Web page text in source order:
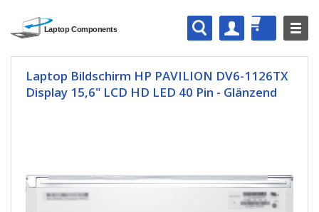
Laptop Bildschirm HP PAVILION DV6-1126TX
Display 15,6" LCD HD LED 40 Pin - Glänzend